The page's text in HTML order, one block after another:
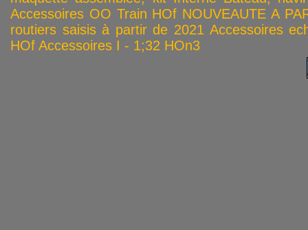
Accessoires OO Train HOf NOUVEAUTE A
routiers saisis à partir de 2021 Accessoires
HOf Accessoires I - 1;32 HOn3